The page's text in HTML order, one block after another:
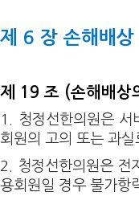
제 6 장 손해배상
제 19 조 (손해배상
1. 청정선한의원은 서
회원의 고의 또는 과
2. 청정선한의원은 전
용회원일 경우 불가항